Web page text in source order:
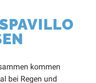
kommen
bei Regen und